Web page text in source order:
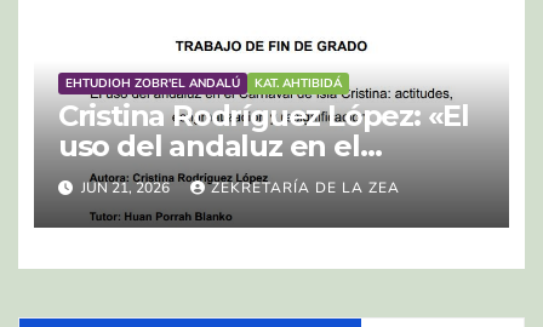
EHTUDIOH ZOBR'EL ANDALÚ KAT. AHTIBIDÁ
Cristina Rodríguez López: «El
uso del andaluz en el
Carnaval de Isla Cristina:
actitudes, estigmatización y
resignificación»
JUN 21, 2026 ZEKRETARÍA DE LA ZEA